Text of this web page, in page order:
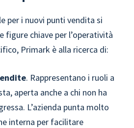
per i nuovi punti vendita si
figure chiave per l’operatività
Primark è alla ricerca di:
. Rappresentano i ruoli a
aperta anche a chi non ha
L’azienda punta molto
interna per facilitare